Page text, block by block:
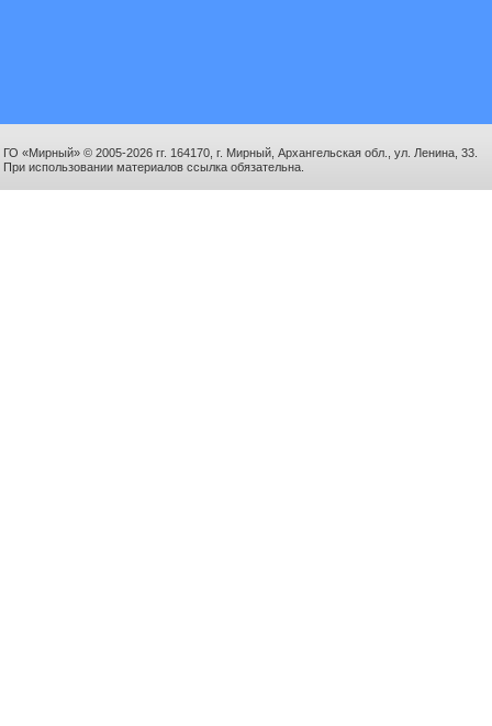
ГО «Мирный» © 2005-2026 гг. 164170, г. Мирный, Архангельская обл., ул. Ленина, 33.
При использовании материалов ссылка обязательна.